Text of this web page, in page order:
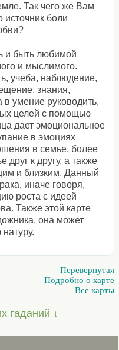
Так чего же Вам
источник боли
и быть любимой
и мыслимого.
учеба, наблюдение,
знания,
умение руководить,
целей с помощью
дает эмоциональное
в эмоциях
в семье, более
друг к другу, а также
и близким. Данный
иначе говоря,
роста с идеей
Также этой карте
она может
Перевернутая
Подробно о карте
Все карты
гаданий ↓